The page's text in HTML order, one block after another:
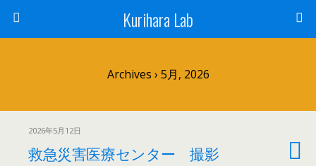
Kurihara Lab
Archives › 5月, 2026
2026年5月12日
救急災害医療センター 撮影